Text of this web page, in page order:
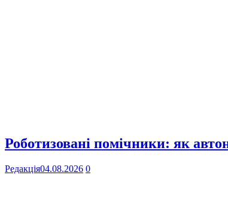
Роботизовані помічники: як
Редакція04.08.2026 0